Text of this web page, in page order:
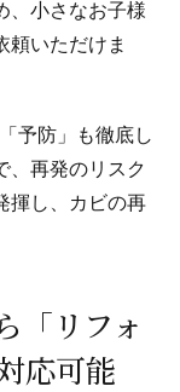
、小さなお子様
頼いただけま
予防」も徹底し
、再発のリスク
揮し、カビの再
「リフォ
応可能